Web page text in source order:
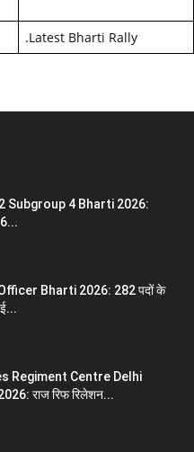
.Latest Bharti Rally
Subgroup 4 Bharti 2026:
Bharti 2026: 282 पदों के
Regiment Centre Delhi
राज रिफ रिलेशन...